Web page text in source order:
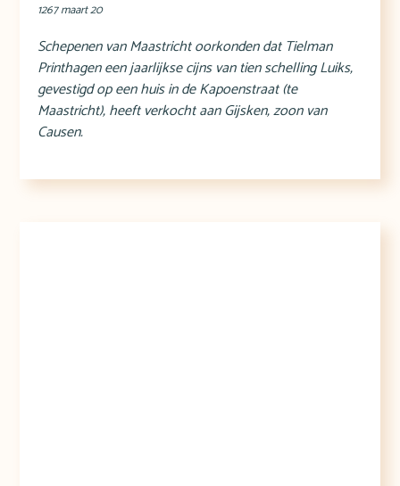
1267 maart 20
Schepenen van Maastricht oorkonden dat Tielman
Printhagen een jaarlijkse cijns van tien schelling Luiks,
gevestigd op een huis in de Kapoenstraat (te
Maastricht), heeft verkocht aan Gijsken, zoon van
Causen.